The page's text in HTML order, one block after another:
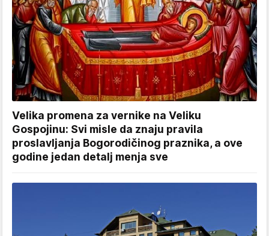
Velika promena za vernike na Veliku
Gospojinu: Svi misle da znaju pravila
proslavljanja Bogorodičinog praznika, a ove
godine jedan detalj menja sve